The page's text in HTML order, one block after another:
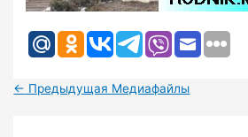
← Предыдущая Медиафайлы